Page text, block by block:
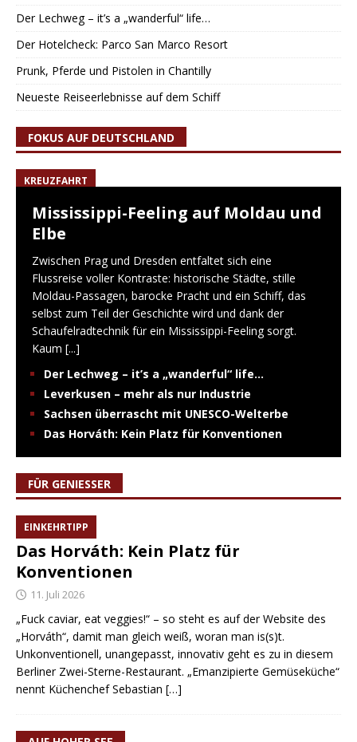
Der Lechweg – it’s a „wanderful“ life…
Der Hotelcheck: Parco San Marco Resort
Prunk, Pferde und Pistolen in Chantilly
Neueste Reiseerlebnisse auf dem Schiff
FOKUS AUF DEUTSCHLAND
KREUZFAHRT
Mississippi-Feeling auf Moldau und
Elbe
Zwischen Prag und Dresden entfaltet sich eine
Flussreise voller Kontraste: historische Städte, stille
Moldau-Passagen, barocke Pracht und ein Schiff, das
selbst zum Teil der Geschichte wird und dank der
Schaufelradtechnik für ein Mississippi-Feeling sorgt.
Kaum [...]
Der Lechweg – it’s a „wanderful“ life…
Leverkusen – mehr als nur Industrie
Sachsen überrascht mit UNESCO-Welterbe
Das Horváth: Kein Platz für Konventionen
FÜR GENIESSER
EINKEHRTIPP
Das Horváth: Kein Platz für
Konventionen
11. Juli 2026
„Fuck caviar, eat veggies!“ – so steht es auf der Website des
„Horváth“, damit man gleich weiß, woran man is(s)t.
Unkonventionell, unangepasst, innovativ geht es zu in diesem
Berliner Zwei-Sterne-Restaurant. „Emanzipierte Gemüseküche“
nennt Küchenchef Sebastian […]